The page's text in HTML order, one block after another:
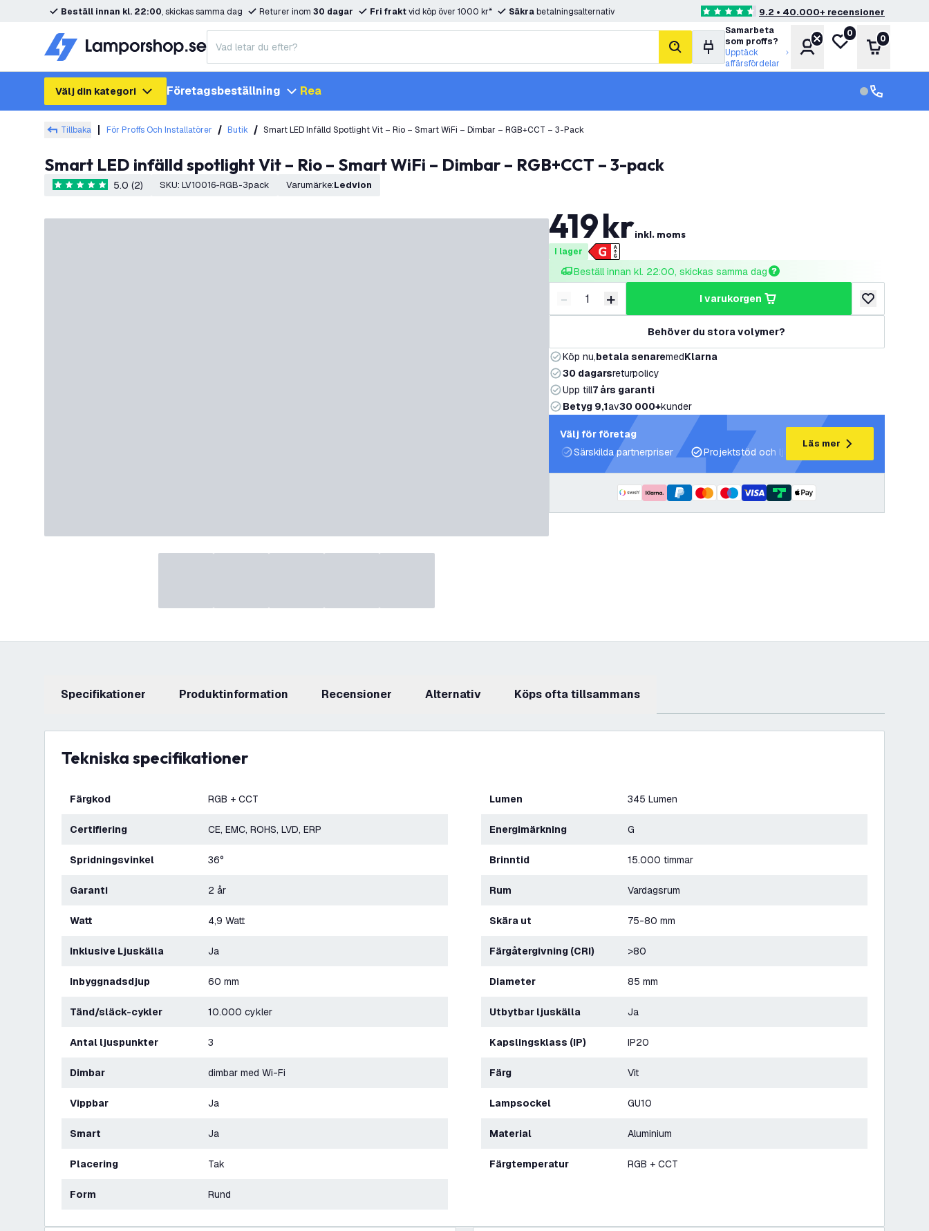
Beställ innan kl. 22:00, skickas samma dag Returer inom 30 dagar Fri fraktvid köp över 1000 kr* Säkrabetalningsalternativ 4.6 stjärnbetyg9.2 • 40.000+ recensioner
sök
Samarbeta
som proffs?
Upptäck
affärsfördelar
KontoMin önskelista
0
Varukorg
0
Välj din kategori Företagsbeställning Rea kundservice
kundservice
Tillbaka För Proffs Och Installatörer Butik Smart LED Infälld Spotlight Vit – Rio – Smart WiFi – Dimbar – RGB+CCT – 3-Pack
Smart LED infälld spotlight Vit – Rio – Smart WiFi – Dimbar – RGB+CCT – 3-pack
5 stjärnbetyg 5.0 (2) SKU: LV10016-RGB-3pack Varumärke: Ledvion
419krinkl. moms
I lager
Beställ innan kl. 22:00, skickas samma dag
Minska antal
- Öka antal
+ i varukorgen
lägg till i
Behöver du stora volymer?
Köp nu,betala senaremedKlarna
30 dagarsreturpolicy
Upp till7 års garanti
Betyg 9,1av30 000+kunder
Välj för företag
Särskilda partnerpriser
Projektstöd och ljusplaner
Läs mer
Specifikationer produktinformation recensioner Alternativ Köps ofta tillsammans
Tekniska specifikationer
Färgkod RGB + CCT
Certifiering CE, EMC, ROHS, LVD, ERP
Spridningsvinkel 36°
Garanti 2 år
Watt 4,9 Watt
Inklusive Ljuskälla Ja
Inbyggnadsdjup 60 mm
Tänd/släck-cykler 10.000 cykler
Antal ljuspunkter 3
Dimbar dimbar med Wi-Fi
Vippbar Ja
Smart Ja
Placering Tak
Form Rund
Lumen 345 Lumen
Energimärkning G
Brinntid 15.000 timmar
Rum Vardagsrum
Skära ut 75-80 mm
Färgåtergivning (CRI) >80
Diameter 85 mm
Utbytbar ljuskälla Ja
Kapslingsklass (IP) IP20
Färg Vit
Lampsockel GU10
Material Aluminium
Färgtemperatur RGB + CCT